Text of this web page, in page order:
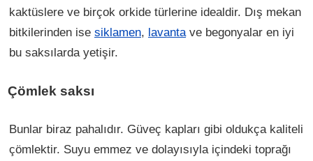
kaktüslere ve birçok orkide türlerine idealdir. Dış mekan
bitkilerinden ise siklamen, lavantave begonyalar en iyi
bu saksılarda yetişir.
Çömlek saksı
Bunlar biraz pahalıdır. Güveç kapları gibi oldukça kaliteli
çömlektir. Suyu emmez ve dolayısıyla içindeki toprağı